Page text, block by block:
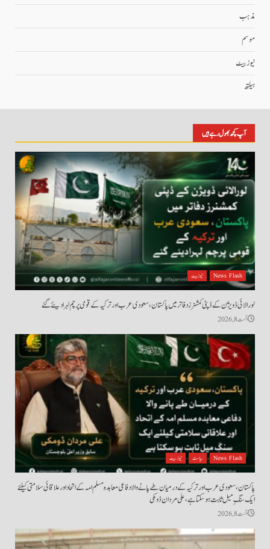
مذہب
موسم
نیوز بیٹ
ہیلتھ
آپ کچھ بھول رہے ہیں
News Flash نیوز بیٹ
لورالائی ڈویژن کے ڈپٹی کمشنرز دفاتر میں پاکستان، سعودی عرب اور ترکیہ کے قومی پرچم لہرا دیئے گئے
اگست 8, 2026
News Flash سیاست نیوز بیٹ
پاکستان، سعودی عرب اور ترکیہ کے درمیان طے پانے والا دفاعی معاہدہ مسلم امہ کے اتحاد اور علاقائی سلامتی کیلئے
ایک سنگِ میل ثابت ہو سکتا ہے، علی مردان ڈومکی
اگست 8, 2026